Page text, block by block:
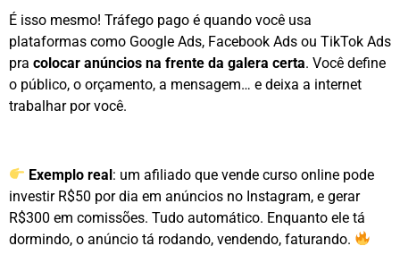
É isso mesmo! Tráfego pago é quando você usa
plataformas como Google Ads, Facebook Ads ou TikTok Ads
pra colocar anúncios na frente da galera certa. Você define
o público, o orçamento, a mensagem… e deixa a internet
trabalhar por você.
Exemplo real: um afiliado que vende curso online pode
investir R$50 por dia em anúncios no Instagram, e gerar
R$300 em comissões. Tudo automático. Enquanto ele tá
dormindo, o anúncio tá rodando, vendendo, faturando.